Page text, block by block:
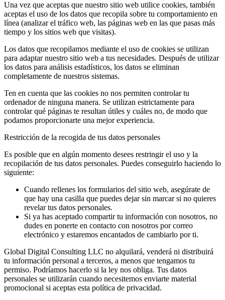
Una vez que aceptas que nuestro sitio web utilice cookies, también
aceptas el uso de los datos que recopila sobre tu comportamiento en
línea (analizar el tráfico web, las páginas web en las que pasas más
tiempo y los sitios web que visitas).
Los datos que recopilamos mediante el uso de cookies se utilizan
para adaptar nuestro sitio web a tus necesidades. Después de utilizar
los datos para análisis estadísticos, los datos se eliminan
completamente de nuestros sistemas.
Ten en cuenta que las cookies no nos permiten controlar tu
ordenador de ninguna manera. Se utilizan estrictamente para
controlar qué páginas te resultan útiles y cuáles no, de modo que
podamos proporcionarte una mejor experiencia.
Restricción de la recogida de tus datos personales
Es posible que en algún momento desees restringir el uso y la
recopilación de tus datos personales. Puedes conseguirlo haciendo lo
siguiente:
Cuando rellenes los formularios del sitio web, asegúrate de
que hay una casilla que puedes dejar sin marcar si no quieres
revelar tus datos personales.
Si ya has aceptado compartir tu información con nosotros, no
dudes en ponerte en contacto con nosotros por correo
electrónico y estaremos encantados de cambiarlo por ti.
Global Digital Consulting LLC no alquilará, venderá ni distribuirá
tu información personal a terceros, a menos que tengamos tu
permiso. Podríamos hacerlo si la ley nos obliga. Tus datos
personales se utilizarán cuando necesitemos enviarte material
promocional si aceptas esta política de privacidad.